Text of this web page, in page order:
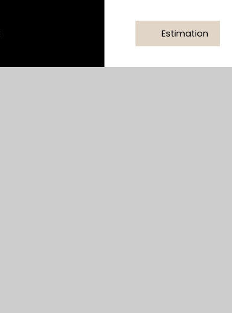
Estimation